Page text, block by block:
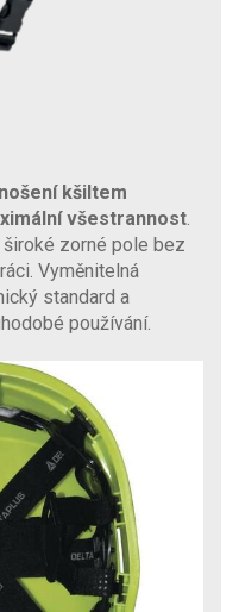
kšiltem
všestrannost
zorné pole bez
Vyměnitelná
standard a
používání.